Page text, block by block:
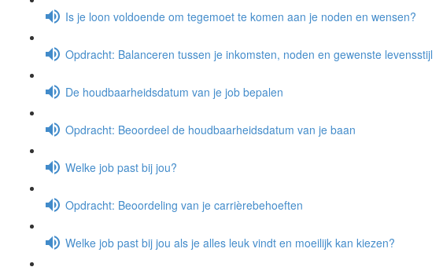
Is je loon voldoende om tegemoet te komen aan je noden en wensen?
Opdracht: Balanceren tussen je inkomsten, noden en gewenste levensstijl
De houdbaarheidsdatum van je job bepalen
Opdracht: Beoordeel de houdbaarheidsdatum van je baan
Welke job past bij jou?
Opdracht: Beoordeling van je carrièrebehoeften
Welke job past bij jou als je alles leuk vindt en moeilijk kan kiezen?